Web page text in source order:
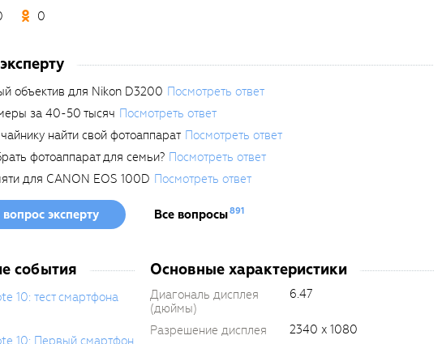
0
объектив для Nikon D3200 Посмотреть ответ
за 40-50 тысяч Посмотреть ответ
найти свой фотоаппарат Посмотреть ответ
фотоаппарат для семьи? Посмотреть ответ
для CANON EOS 100D Посмотреть ответ
эксперту Все вопросы891
события
10: тест смартфона
10: Первый смартфон
Основные характеристики
Диагональ дисплея
(дюймы)
6.47
Разрешение дисплея
2340 x 1080